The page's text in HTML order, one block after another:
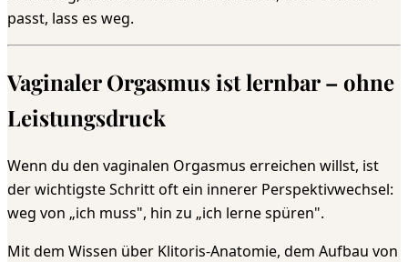
passt, lass es weg.
Vaginaler Orgasmus ist lernbar – ohne
Leistungsdruck
Wenn du den vaginalen Orgasmus erreichen willst, ist
der wichtigste Schritt oft ein innerer Perspektivwechsel:
weg von „ich muss", hin zu „ich lerne spüren".
Mit dem Wissen über Klitoris-Anatomie, dem Aufbau von